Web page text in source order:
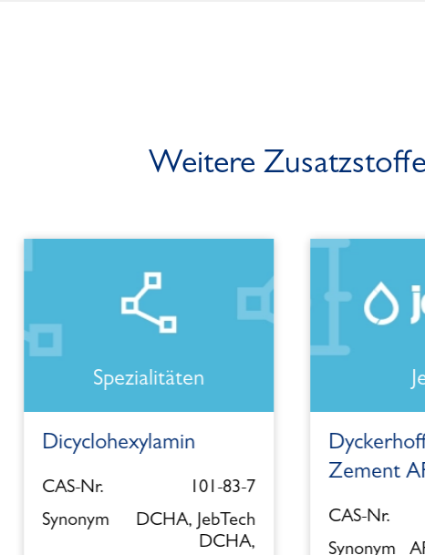
Weitere Zusatzstoffe
Spezialitäten
Dicyclohexylamin
CAS-Nr.
101-83-7
Synonym
DCHA, JebTech
DCHA,
Zement
CAS-Nr.
Synonym